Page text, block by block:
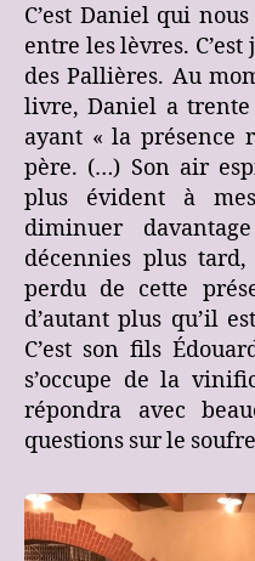
C’est Daniel qui
entre les lèvres.
des Pallières. Au
livre, Daniel a
ayant « la présence
père. (…) Son air
plus évident à
diminuer
décennies plus
perdu de cette
d’autant plus qu’il
C’est son fils
s’occupe de la
répondra avec
questions sur le